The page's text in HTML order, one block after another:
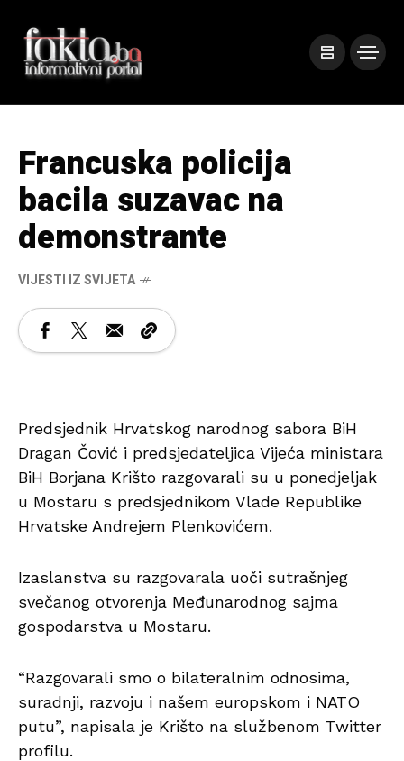
Francuska policija
bacila suzavac na
demonstrante
VIJESTI IZ SVIJETA
Predsjednik Hrvatskog narodnog sabora BiH
Dragan Čović i predsjedateljica Vijeća ministara
BiH Borjana Krišto razgovarali su u ponedjeljak
u Mostaru s predsjednikom Vlade Republike
Hrvatske Andrejem Plenkovićem.
Izaslanstva su razgovarala uoči sutrašnjeg
svečanog otvorenja Međunarodnog sajma
gospodarstva u Mostaru.
“Razgovarali smo o bilateralnim odnosima,
suradnji, razvoju i našem europskom i NATO
putu”, napisala je Krišto na službenom Twitter
profilu.